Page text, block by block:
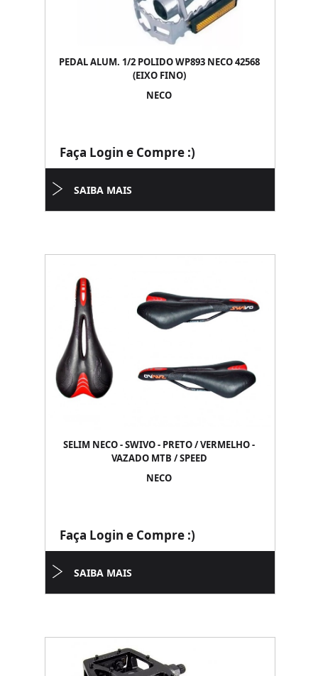
PEDAL ALUM. 1/2 POLIDO WP893 NECO 42568
(EIXO FINO)
NECO
Faça Login e Compre :)
SAIBA MAIS
SELIM NECO - SWIVO - PRETO / VERMELHO -
VAZADO MTB / SPEED
NECO
Faça Login e Compre :)
SAIBA MAIS